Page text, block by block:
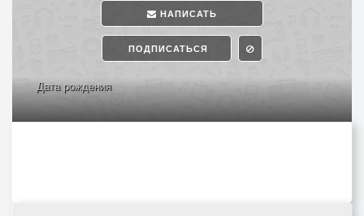
НАПИСАТЬ
ПОДПИСАТЬСЯ
Дата рождения